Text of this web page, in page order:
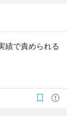
績で責められる